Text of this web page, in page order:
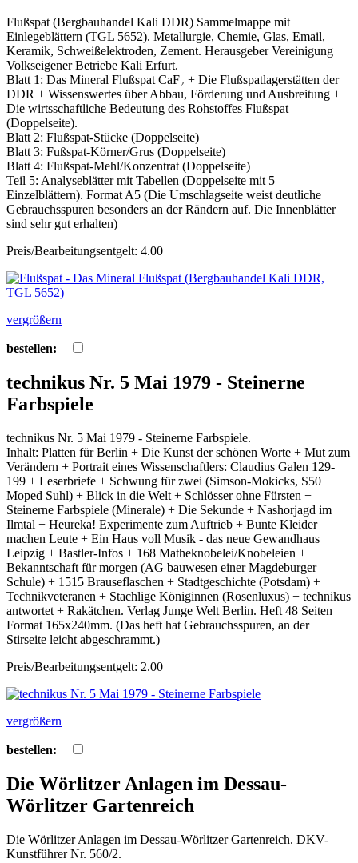
Flußspat (Bergbauhandel Kali DDR) Sammelmappe mit
Einlegeblättern (TGL 5652). Metallurgie, Chemie, Glas, Email,
Keramik, Schweißelektroden, Zement. Herausgeber Vereinigung
Volkseigener Betriebe Kali Erfurt.
Blatt 1: Das Mineral Flußspat CaF₂ + Die Flußspatlagerstätten der
DDR + Wissenswertes über Abbau, Förderung und Ausbreitung +
Die wirtsschaftliche Bedeutung des Rohstoffes Flußspat
(Doppelseite).
Blatt 2: Flußspat-Stücke (Doppelseite)
Blatt 3: Fußspat-Körner/Grus (Doppelseite)
Blatt 4: Flußspat-Mehl/Konzentrat (Doppelseite)
Teil 5: Analyseblätter mit Tabellen (Doppelseite mit 5
Einzelblättern). Format A5 (Die Umschlagseite weist deutliche
Gebrauchsspuren besonders an der Rändern auf. Die Innenblätter
sind sehr gut erhalten)
Preis/Bearbeitungsentgelt: 4.00
vergrößern
bestellen:
technikus Nr. 5 Mai 1979 - Steinerne
Farbspiele
technikus Nr. 5 Mai 1979 - Steinerne Farbspiele.
Inhalt: Platten für Berlin + Die Kunst der schönen Worte + Mut zum
Verändern + Portrait eines Wissenschaftlers: Claudius Galen 129-
199 + Leserbriefe + Schwung für zwei (Simson-Mokicks, S50
Moped Suhl) + Blick in die Welt + Schlösser ohne Fürsten +
Steinerne Farbspiele (Minerale) + Die Sekunde + Nashorjagd im
Ilmtal + Heureka! Experimente zum Auftrieb + Bunte Kleider
machen Leute + Ein Haus voll Musik - das neue Gewandhaus
Leipzig + Bastler-Infos + 168 Matheknobelei/Knobeleien +
Bekanntschaft für morgen (AG bauwesen einer Magdeburger
Schule) + 1515 Brauseflaschen + Stadtgeschichte (Potsdam) +
Technikveteranen + Stachlige Königinnen (Rosenluxus) + technikus
antwortet + Rakätchen. Verlag Junge Welt Berlin. Heft 48 Seiten
Format 165x240mm. (Das heft hat Gebrauchsspuren, an der
Stirseite leicht abgeschrammt.)
Preis/Bearbeitungsentgelt: 2.00
vergrößern
bestellen:
Die Wörlitzer Anlagen im Dessau-
Wörlitzer Gartenreich
Die Wörlitzer Anlagen im Dessau-Wörlitzer Gartenreich. DKV-
Kunstführer Nr. 560/2.